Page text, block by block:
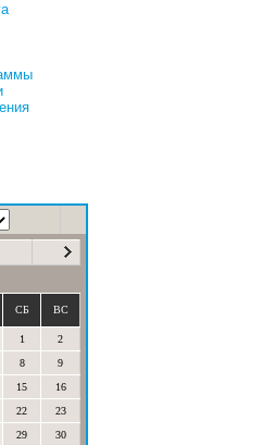
СБ ВС
1
2
8
9
15
16
22
23
29
30